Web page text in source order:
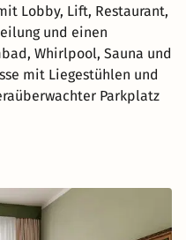
Lobby, Lift, Restaurant,
und einen
Whirlpool, Sauna und
mit Liegestühlen und
Parkplatz